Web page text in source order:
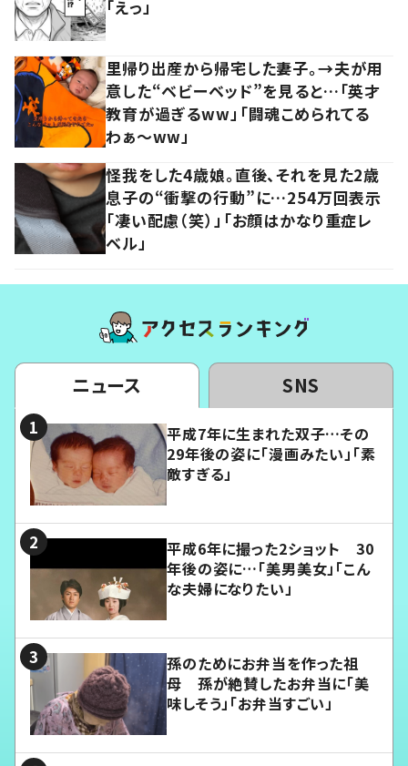
「えっ」
里帰り出産から帰宅した妻子。→夫が用
意した“ベビーベッド”を見ると…「英才
教育が過ぎるww」「闘魂こめられてる
わぁ～ww」
怪我をした4歳娘。直後、それを見た2歳
息子の“衝撃の行動”に…254万回表示
「凄い配慮（笑）」「お顔はかなり重症レ
ベル」
ニュース SNS
平成7年に生まれた双子…その
29年後の姿に「漫画みたい」「素
敵すぎる」
平成6年に撮った2ショット 30
年後の姿に…「美男美女」「こん
な夫婦になりたい」
孫のためにお弁当を作った祖
母 孫が絶賛したお弁当に「美
味しそう」「お弁当すごい」